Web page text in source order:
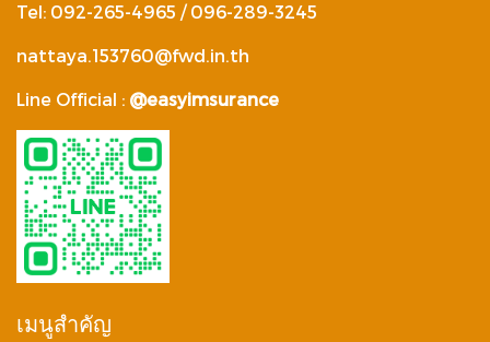
Tel: 092-265-4965 / 096-289-3245
nattaya.153760@fwd.in.th
Line Official : @easyimsurance
เมนูสำคัญ